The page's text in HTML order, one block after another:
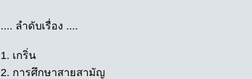
.... ลำดับเรื่อง ....
1. เกริ่น
2. การศึกษาสายสามัญ